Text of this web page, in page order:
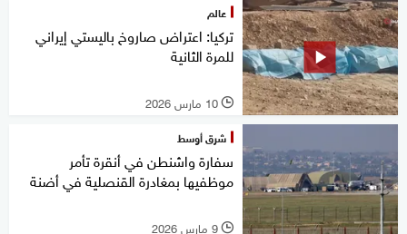
عالم
تركيا: اعتراض صاروخ باليستي إيراني
للمرة الثانية
l 10 مارس 2026
شرق أوسط
سفارة واشنطن في أنقرة تأمر
موظفيها بمغادرة القنصلية في أضنة
l 9 مارس 2026